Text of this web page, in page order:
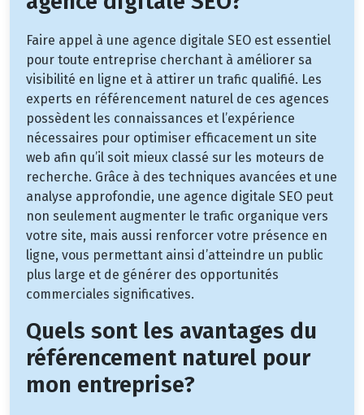
Faire appel à une agence digitale SEO est essentiel
pour toute entreprise cherchant à améliorer sa
visibilité en ligne et à attirer un trafic qualifié. Les
experts en référencement naturel de ces agences
possèdent les connaissances et l’expérience
nécessaires pour optimiser efficacement un site
web afin qu’il soit mieux classé sur les moteurs de
recherche. Grâce à des techniques avancées et une
analyse approfondie, une agence digitale SEO peut
non seulement augmenter le trafic organique vers
votre site, mais aussi renforcer votre présence en
ligne, vous permettant ainsi d’atteindre un public
plus large et de générer des opportunités
commerciales significatives.
Quels sont les avantages du
référencement naturel pour
mon entreprise?